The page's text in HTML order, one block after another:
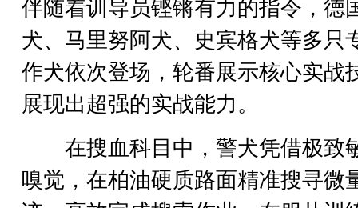
伴随着训导员铿锵有力的指令，德
犬、马里努阿犬、史宾格犬等多只
作犬依次登场，轮番展示核心实战
展现出超强的实战能力。
在搜血科目中，警犬凭借极致
嗅觉，在柏油硬质路面精准搜寻微